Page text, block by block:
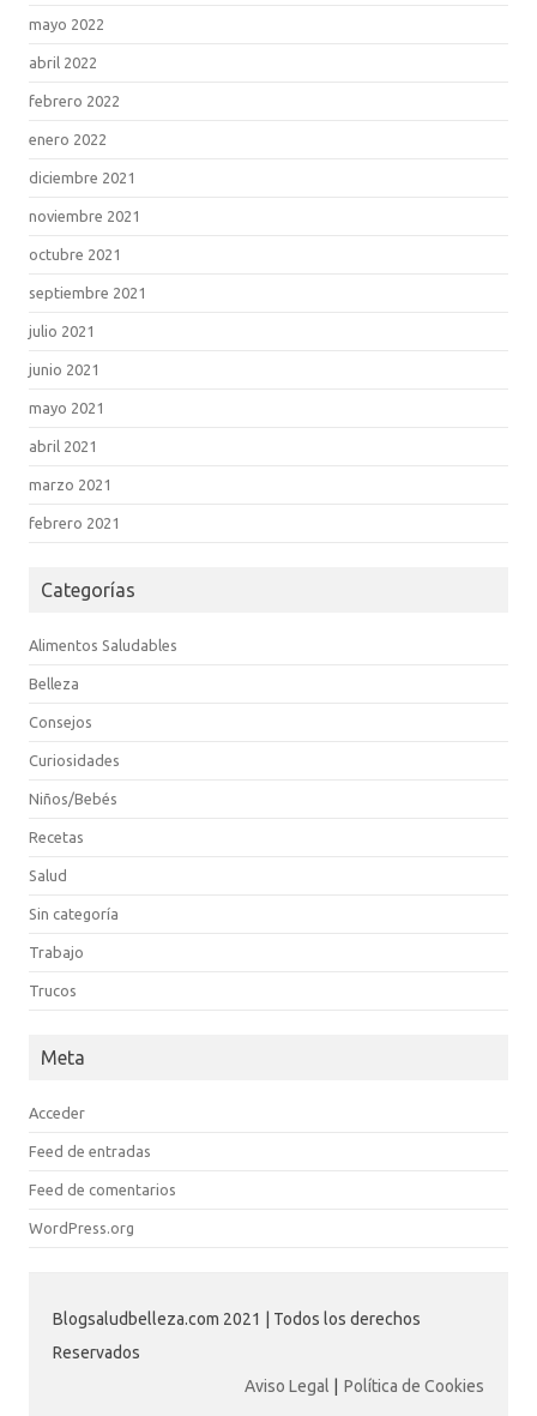
mayo 2022
abril 2022
febrero 2022
enero 2022
diciembre 2021
noviembre 2021
octubre 2021
septiembre 2021
julio 2021
junio 2021
mayo 2021
abril 2021
marzo 2021
febrero 2021
Categorías
Alimentos Saludables
Belleza
Consejos
Curiosidades
Niños/Bebés
Recetas
Salud
Sin categoría
Trabajo
Trucos
Meta
Acceder
Feed de entradas
Feed de comentarios
WordPress.org
Blogsaludbelleza.com 2021 | Todos los derechos
Reservados
Aviso Legal
Política de Cookies